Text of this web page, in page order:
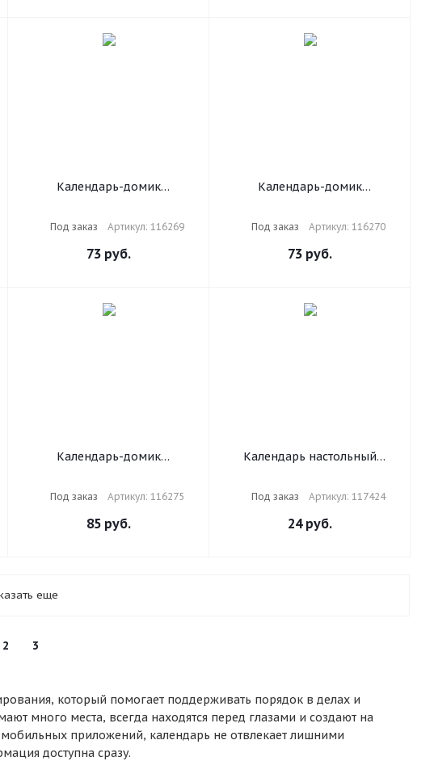
Календарь-домик
г., BRAUBERG, 101х101 мм,
"Snake", 116269
Под заказ Артикул: 116269
73 руб.
Календарь-домик
г., BRAUBERG, 101х101.мм,
"Змейка", 116270
Под заказ Артикул: 116270
73 руб.
Календарь-домик
г., BRAUBERG, 110х120 мм,
ТЕМНО-СИНИЙ, 116275
Под заказ Артикул: 116275
85 руб.
Календарь настольный
STAFF, "РОССИЯ", 117424
Под заказ Артикул: 117424
24руб.
еще
2 3
который помогает поддерживать порядок в делах и
много места, всегда находятся перед глазами и создают на
приложений, календарь не отвлекает лишними
доступна сразу.